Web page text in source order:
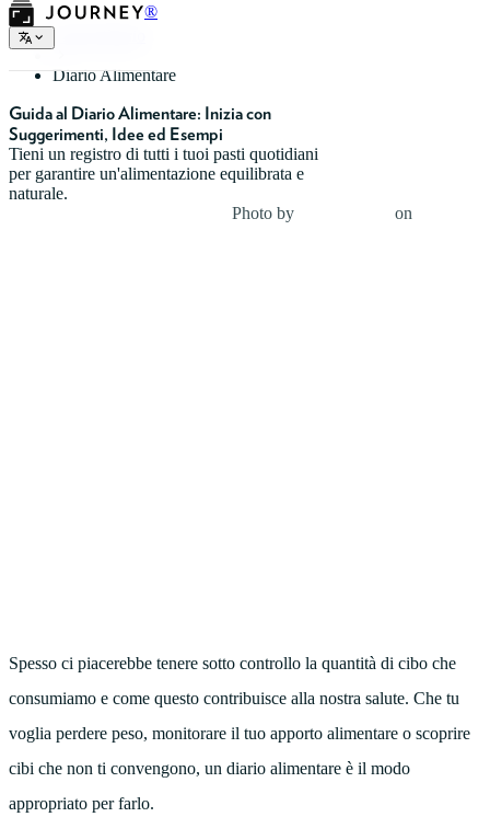
®
Tipi di Diario
Diario Alimentare
Guida al Diario Alimentare: Inizia con
Suggerimenti, Idee ed Esempi
Tieni un registro di tutti i tuoi pasti quotidiani
per garantire un'alimentazione equilibrata e
naturale.
Photo by
on
Spesso ci piacerebbe tenere sotto controllo la quantità di cibo che
consumiamo e come questo contribuisce alla nostra salute. Che tu
voglia perdere peso, monitorare il tuo apporto alimentare o scoprire
cibi che non ti convengono, un diario alimentare è il modo
appropriato per farlo.